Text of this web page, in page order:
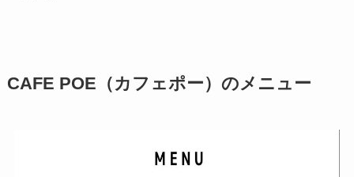
CAFE POE（カフェポー）のメニュー